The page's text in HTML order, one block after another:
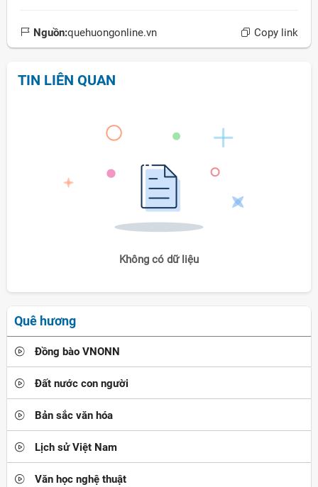
Nguồn:quehuongonline.vn Copy link
TIN LIÊN QUAN
Không có dữ liệu
Quê hương
Đồng bào VNONN
Đất nước con người
Bản sắc văn hóa
Lịch sử Việt Nam
Văn học nghệ thuật